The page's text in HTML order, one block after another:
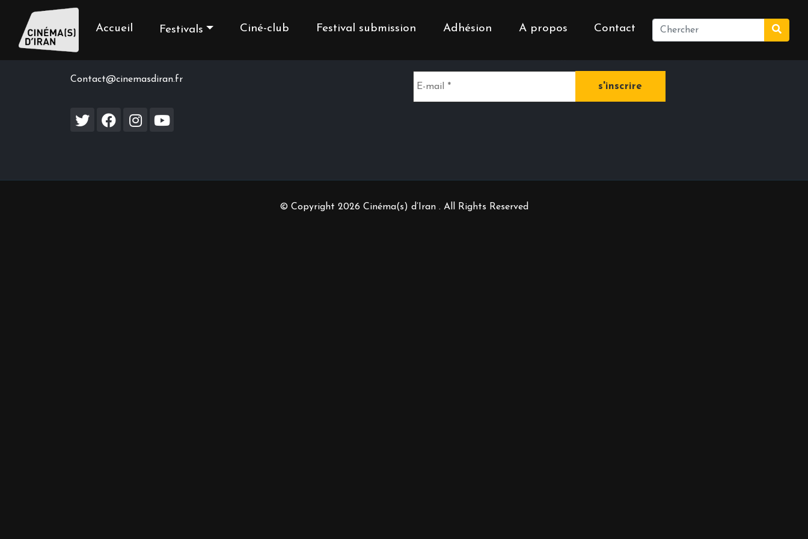
Accueil Festivals Ciné-club Festival submission Adhésion A propos Contact
Contact us
Contact@cinemasdiran.fr
Inscrivez-vous à notre newsletter
© Copyright 2026 Cinéma(s) d’Iran . All Rights Reserved